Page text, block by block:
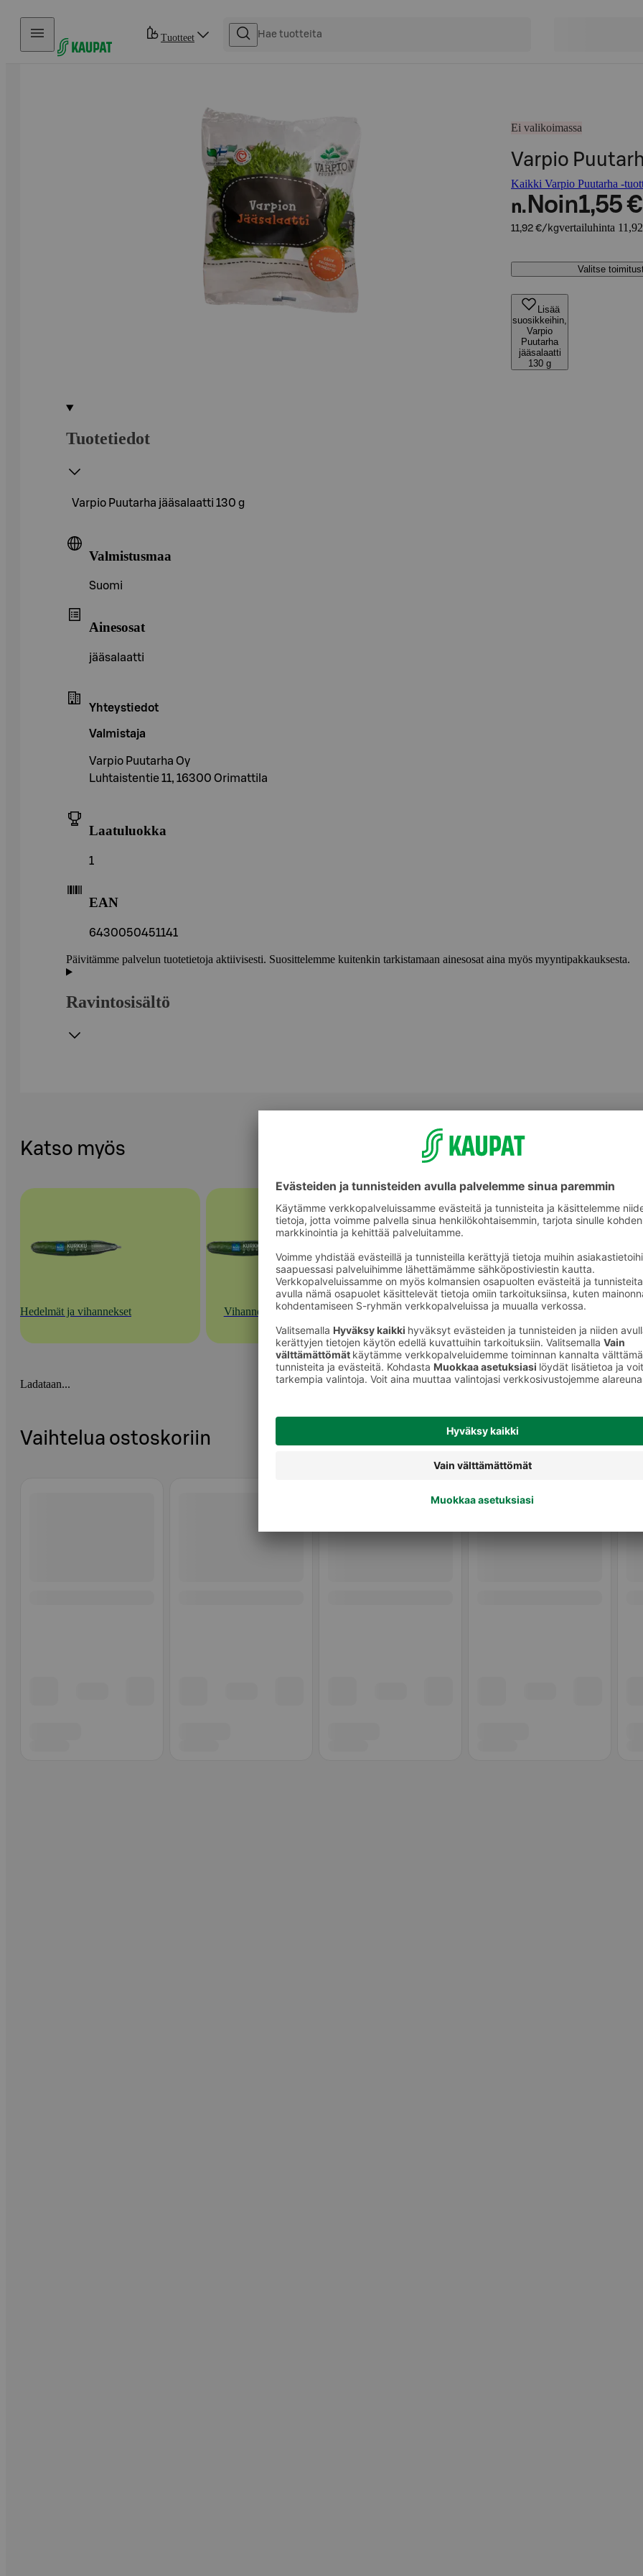
Hyppää sisältöön
Tuotteet
Ei valikoimassa
Varpio
Kaikki Varpio Puutarha -
n. Noin1,55 €
11,92 €/kgvertailuhinta
Valitse
Lisää
suosikkeihin,
Varpio
Puutarha
jääsalaatti
130 g
Tuotetiedot
Varpio Puutarha jääsalaatti 130 g
Valmistusmaa
Suomi
Ainesosat
jääsalaatti
Yhteystiedot
Valmistaja
Varpio Puutarha Oy
Luhtaistentie 11, 16300 Orimattila
Laatuluokka
1
EAN
6430050451141
Päivitämme palvelun tuotetietoja aktiivisesti. Suosittelemme kuitenkin tarkistamaan ainesosat aina myös myyntipakkauksesta.
Ravintosisältö
Katso myös
Hedelmät ja vihannekset Vihannekset Salaatit
Ladataan...
Vaihtelua ostoskoriin